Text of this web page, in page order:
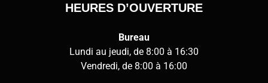
HEURES D’OUVERTURE
Bureau
Lundi au jeudi, de 8:00 à 16:30
Vendredi, de 8:00 à 16:00